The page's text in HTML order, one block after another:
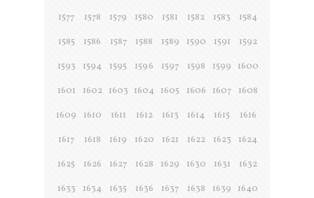
1577
1578 1579 1580 1581 1582 1583
1584
1585
1586 1587 1588 1589 1590 1591
1592
1593
1594 1595 1596 1597 1598 1599
1600
1601
1602 1603 1604 1605 1606 1607
1608
1609
1610 1611 1612 1613 1614 1615
1616
1617
1618 1619 1620 1621 1622 1623
1624
1625
1626 1627 1628 1629 1630 1631
1632
1633
1634 1635 1636 1637 1638 1639
1640